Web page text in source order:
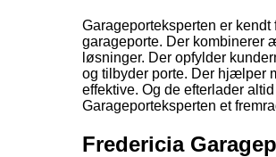
Garageporteksperten er
garageporte. Der kombinerer
løsninger. Der opfylder
og tilbyder porte. Der hjælper
effektive. Og de efterlader
Garageporteksperten et
Fredericia